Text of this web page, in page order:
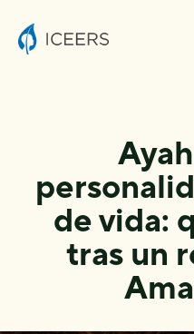
de vida:
tras un